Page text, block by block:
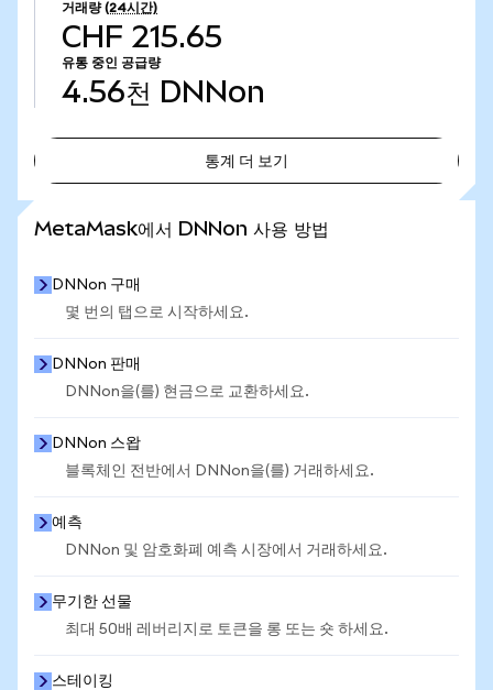
거래량 (24시간)
CHF 215.65
유통 중인 공급량
4.56천 DNNon
통계 더 보기
MetaMask에서 DNNon 사용 방법
DNNon 구매
몇 번의 탭으로 시작하세요.
DNNon 판매
DNNon을(를) 현금으로 교환하세요.
DNNon 스왑
블록체인 전반에서 DNNon을(를) 거래하세요.
예측
DNNon 및 암호화폐 예측 시장에서 거래하세요.
무기한 선물
최대 50배 레버리지로 토큰을 롱 또는 숏 하세요.
스테이킹